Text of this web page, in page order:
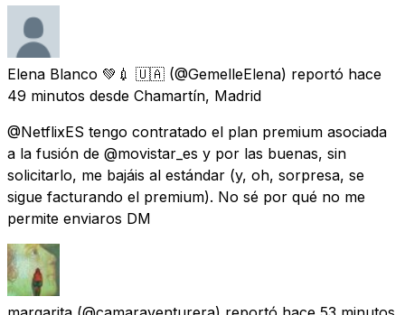
Elena Blanco 💚💉 🇺🇦 (@GemelleElena) reportó hace
49 minutos desde Chamartín, Madrid
@NetflixES tengo contratado el plan premium asociada
a la fusión de @movistar_es y por las buenas, sin
solicitarlo, me bajáis al estándar (y, oh, sorpresa, se
sigue facturando el premium). No sé por qué no me
permite enviaros DM